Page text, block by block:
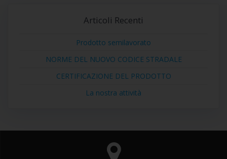
Articoli Recenti
Prodotto semilavorato
NORME DEL NUOVO CODICE STRADALE
CERTIFICAZIONE DEL PRODOTTO
La nostra attività